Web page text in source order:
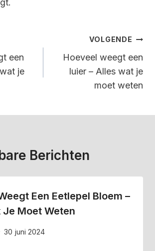
een
je
VOLGENDE
Hoeveel weegt een
luier – Alles wat je
moet weten
Berichten
Een Eetlepel Bloem –
Je Moet Weten
30 juni 2024